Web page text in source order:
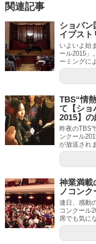
関連記事
ショパン
イブスト
いよいよ始
ール2015」
ーミングに
TBS“情
て【ショ
2015】
昨夜の
ンクール
が放送され
神業満載
ノコンク
連日、感動
コンクール
席でも気に